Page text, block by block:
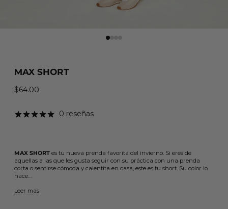
MAX SHORT
Precio habitual
$64.00
0 reseñas
MAX SHORT es tu nueva prenda favorita del invierno. Si eres de
aquellas a las que les gusta seguir con su práctica con una prenda
corta o sentirse cómoda y calentita en casa, este es tu short. Su color lo
hace…
Leer más